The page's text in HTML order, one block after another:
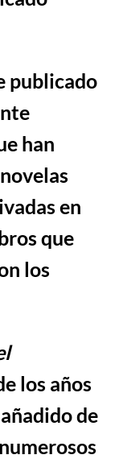
publicado
han
en
que
los
los años
ñadido de